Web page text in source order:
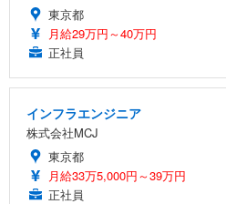
東京都
月給29万円～40万円
正社員
インフラエンジニア
株式会社MCJ
東京都
月給33万5,000円～39万円
正社員